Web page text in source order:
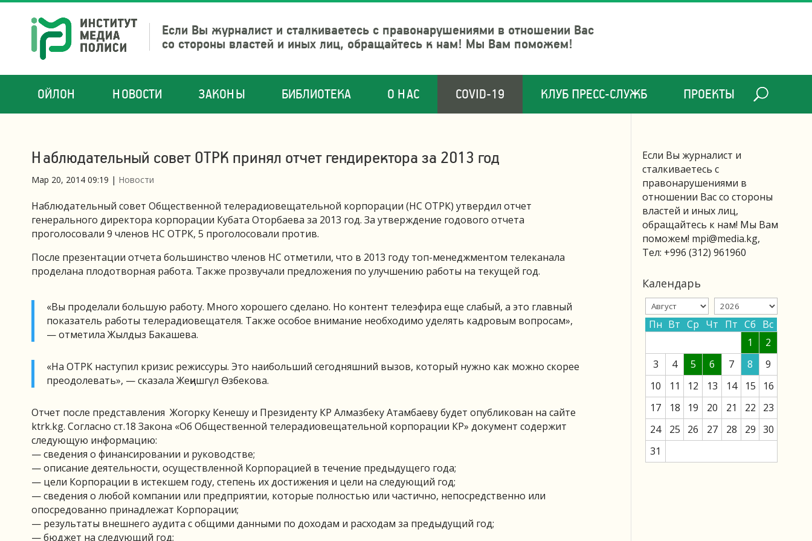
Если Вы журналист и сталкиваетесь с правонарушениями в отношении Вас
со стороны властей и иных лиц, обращайтесь к нам! Мы Вам поможем!
ОЙЛОН НОВОСТИ ЗАКОНЫ БИБЛИОТЕКА О НАС COVID-19 КЛУБ ПРЕСС-СЛУЖБ ПРОЕКТЫ
Наблюдательный совет ОТРК принял отчет гендиректора за 2013 год
Мар 20, 2014 09:19 | Новости
Наблюдательный совет Общественной телерадиовещательной корпорации (НС ОТРК) утвердил отчет
генерального директора корпорации Кубата Оторбаева за 2013 год. За утверждение годового отчета
проголосовали 9 членов НС ОТРК, 5 проголосовали против.
После презентации отчета большинство членов НС отметили, что в 2013 году топ-менеджментом телеканала
проделана плодотворная работа. Также прозвучали предложения по улучшению работы на текущей год.
«Вы проделали большую работу. Много хорошего сделано. Но контент телеэфира еще слабый, а это главный
показатель работы телерадиовещателя. Также особое внимание необходимо уделять кадровым вопросам»,
— отметила Жылдыз Бакашева.
«На ОТРК наступил кризис режиссуры. Это наибольший сегодняшний вызов, который нужно как можно скорее
преодолевать», — сказала Жеңишгүл Өзбекова.
Отчет после представления Жогорку Кенешу и Президенту КР Алмазбеку Атамбаеву будет опубликован на сайте
ktrk.kg. Согласно ст.18 Закона «Об Общественной телерадиовещательной корпорации КР» документ содержит
следующую информацию:
— сведения о финансировании и руководстве;
— описание деятельности, осуществленной Корпорацией в течение предыдущего года;
— цели Корпорации в истекшем году, степень их достижения и цели на следующий год;
— сведения о любой компании или предприятии, которые полностью или частично, непосредственно или
опосредованно принадлежат Корпорации;
— результаты внешнего аудита с общими данными по доходам и расходам за предыдущий год;
— бюджет на следующий год;
Если Вы журналист и
сталкиваетесь с
правонарушениями в
отношении Вас со стороны
властей и иных лиц,
обращайтесь к нам! Мы Вам
поможем! mpi@media.kg,
Тел: +996 (312) 961960
Календарь
Пн Вт Ср Чт Пт Сб Вс
1
2
3
4 5 6 7 8
9
10
11 12 13 14 15
16
17
18 19 20 21 22
23
24
25 26 27 28 29 30
31